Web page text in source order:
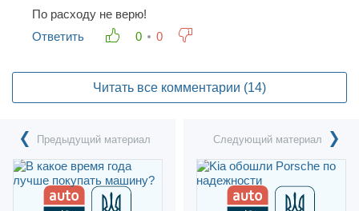
По расходу не верю!
Ответить
0 0
Читать все комментарии (14)
Предыдущий материал Следующий материал